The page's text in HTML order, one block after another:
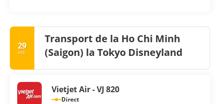
29
oct.
Transport de la Ho Chi Minh
(Saigon) la Tokyo Disneyland
Vietjet Air - VJ 820
Direct